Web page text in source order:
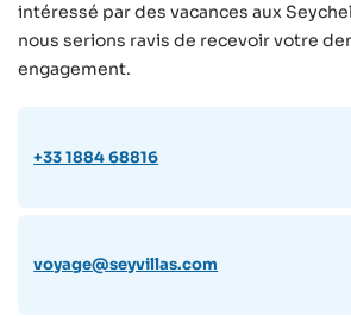
intéressé par des vacances aux
nous serions ravis de recevoir votre
engagement.
+33 1884 68816
voyage@seyvillas.com